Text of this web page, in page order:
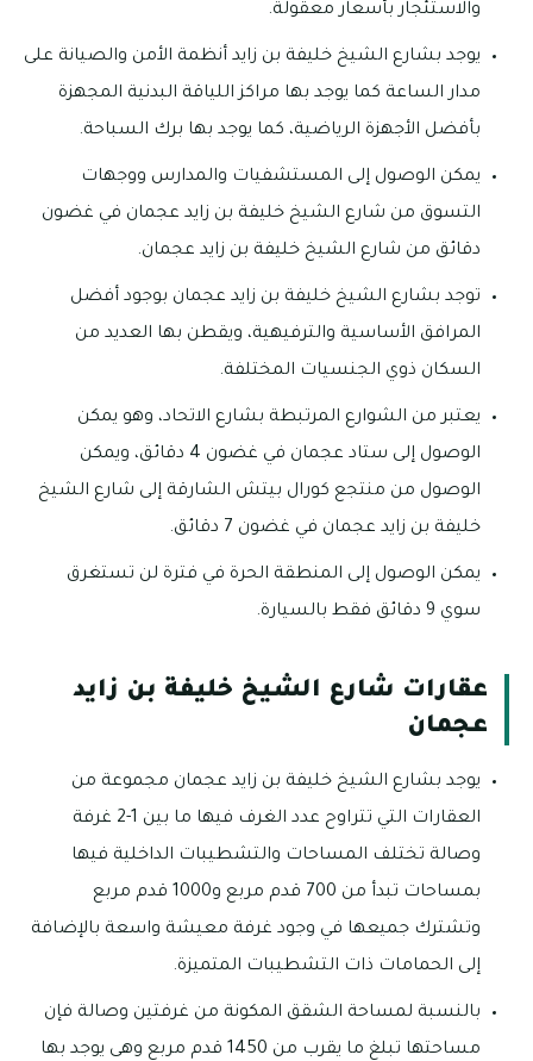
والاستئجار بأسعار معقولة.
يوجد بشارع الشيخ خليفة بن زايد أنظمة الأمن والصيانة على
مدار الساعة كما يوجد بها مراكز اللياقة البدنية المجهزة
بأفضل الأجهزة الرياضية، كما يوجد بها برك السباحة.
يمكن الوصول إلى المستشفيات والمدارس ووجهات
التسوق من شارع الشيخ خليفة بن زايد عجمان في غضون
دقائق من شارع الشيخ خليفة بن زايد عجمان.
توجد بشارع الشيخ خليفة بن زايد عجمان بوجود أفضل
المرافق الأساسية والترفيهية، ويقطن بها العديد من
السكان ذوي الجنسيات المختلفة.
يعتبر من الشوارع المرتبطة بشارع الاتحاد، وهو يمكن
الوصول إلى ستاد عجمان في غضون 4 دقائق، ويمكن
الوصول من منتجع كورال بيتش الشارقة إلى شارع الشيخ
خليفة بن زايد عجمان في غضون 7 دقائق.
يمكن الوصول إلى المنطقة الحرة في فترة لن تستغرق
سوي 9 دقائق فقط بالسيارة.
عقارات شارع الشيخ خليفة بن زايد
عجمان
يوجد بشارع الشيخ خليفة بن زايد عجمان مجموعة من
العقارات التي تتراوح عدد الغرف فيها ما بين 1-2 غرفة
وصالة تختلف المساحات والتشطيبات الداخلية فيها
بمساحات تبدأ من 700 قدم مربع و1000 قدم مربع
وتشترك جميعها في وجود غرفة معيشة واسعة بالإضافة
إلى الحمامات ذات التشطيبات المتميزة.
بالنسبة لمساحة الشقق المكونة من غرفتين وصالة فإن
مساحتها تبلغ ما يقرب من 1450 قدم مربع وهى يوجد بها